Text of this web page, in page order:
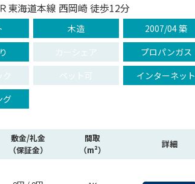
東海道本線 西岡崎 徒歩12分
木造
2007/04 築
カーシェア
プロパンガス
ク
ペット可
インターネット
グ
敷金/礼金
（保証金）
間取
（m²）
詳細